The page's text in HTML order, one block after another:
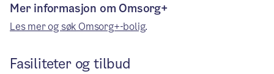
Mer informasjon om Omsorg+
Les mer og søk Omsorg+-bolig.
Fasiliteter og tilbud